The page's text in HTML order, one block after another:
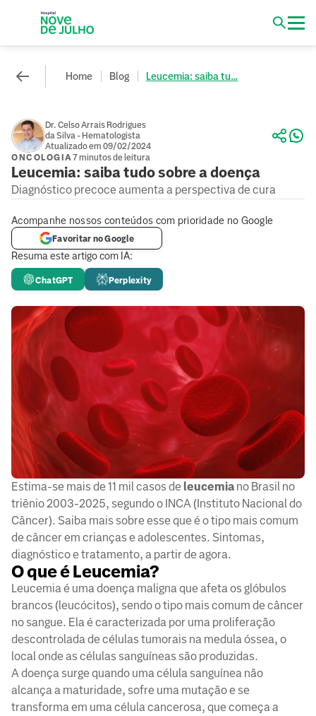
Home Blog Leucemia: saiba tu...
Dr. Celso Arrais Rodrigues
da Silva - Hematologista
Atualizado em 09/02/2024
ONCOLOGIA7 minutos de leitura
Leucemia: saiba tudo sobre a doença
Diagnóstico precoce aumenta a perspectiva de cura
Resuma este artigo com IA:
ChatGPT Perplexity
Acompanhe nossos conteúdos com prioridade no Google
Favoritar no Google
Estima-se mais de 11 mil casos de leucemia no Brasil no
triênio 2003-2025, segundo o INCA (Instituto Nacional do
Câncer). Saiba mais sobre esse que é o tipo mais comum
de câncer em crianças e adolescentes. Sintomas,
diagnóstico e tratamento, a partir de agora.
O que é Leucemia?
Leucemia é uma doença maligna que afeta os glóbulos
brancos (leucócitos), sendo o tipo mais comum de câncer
no sangue. Ela é caracterizada por uma proliferação
descontrolada de células tumorais na medula óssea, o
local onde as células sanguíneas são produzidas.
A doença surge quando uma célula sanguínea não
alcança a maturidade, sofre uma mutação e se
transforma em uma célula cancerosa, que começa a